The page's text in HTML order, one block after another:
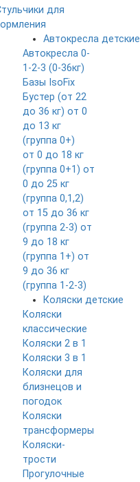
для
Автокресла детские
Автокресла 0-
1-2-3 (0-36кг)
Базы IsoFix
Бустер (от 22
до 36 кг) от 0
до 13 кг
(группа 0+)
от 0 до 18 кг
(группа 0+1) от
0 до 25 кг
(группа 0,1,2)
от 15 до 36 кг
(группа 2-3) от
9 до 18 кг
(группа 1+) от
9 до 36 кг
(группа 1-2-3)
Коляски детские
Коляски
классические
Коляски 2 в 1
Коляски 3 в 1
Коляски для
близнецов и
погодок
Коляски
трансформеры
Коляски-
трости
Прогулочные